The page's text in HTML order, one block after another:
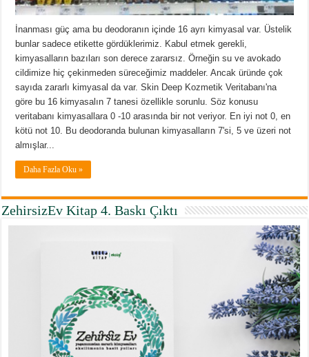
İnanması güç ama bu deodoranın içinde 16 ayrı kimyasal var. Üstelik
bunlar sadece etikette gördüklerimiz. Kabul etmek gerekli,
kimyasalların bazıları son derece zararsız. Örneğin su ve avokado
cildimize hiç çekinmeden süreceğimiz maddeler. Ancak üründe çok
sayıda zararlı kimyasal da var. Skin Deep Kozmetik Veritabanı'na
göre bu 16 kimyasalın 7 tanesi özellikle sorunlu. Söz konusu
veritabanı kimyasallara 0 -10 arasında bir not veriyor. En iyi not 0, en
kötü not 10. Bu deodoranda bulunan kimyasalların 7'si, 5 ve üzeri not
almışlar...
Daha Fazla Oku »
ZehirsizEv Kitap 4. Baskı Çıktı